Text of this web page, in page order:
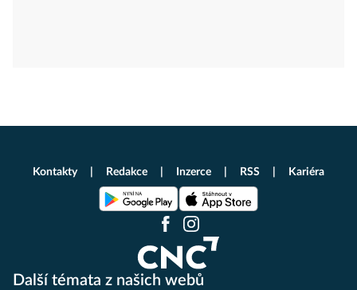
Další témata z našich webů
Kontakty Redakce Inzerce RSS Kariéra